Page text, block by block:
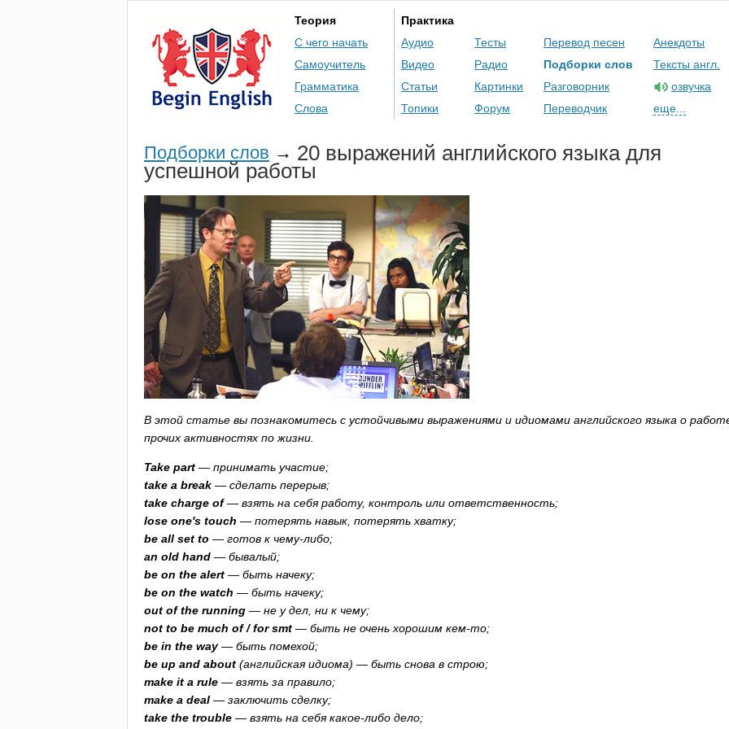
Теория
С чего начать
Самоучитель
Грамматика
Слова
Практика
Аудио
Видео
Статьи
Топики
Тесты
Радио
Картинки
Форум
Перевод песен
Подборки слов
Разговорник
Переводчик
Анекдоты
Тексты англ.
озвучка
еще...
Подборки слов → 20 выражений английского языка для
успешной работы
В этой статье вы познакомитесь с устойчивыми выражениями и идиомами английского языка о
прочих активностях по жизни.
Take part — принимать участие;
take a break — сделать перерыв;
take charge of— взять на себя работу, контроль или ответственность;
lose one's touch — потерять навык, потерять хватку;
be all set to — готов к чему-либо;
an old hand — бывалый;
be on the alert — быть начеку;
be on the watch — быть начеку;
out of the running — не у дел, ни к чему;
not to be much of/for smt — быть не очень хорошим кем-то;
be in the way— быть помехой;
be up and about (английская идиома) — быть снова в строю;
make it a rule — взять за правило;
make a deal — заключить сделку;
take the trouble — взять на себя какое-либо дело;